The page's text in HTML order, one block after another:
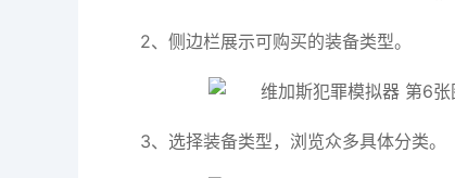
2、侧边栏展示可购买的装备类型。
3、选择装备类型，浏览众多具体分类。